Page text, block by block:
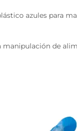
azules para
manipulación de